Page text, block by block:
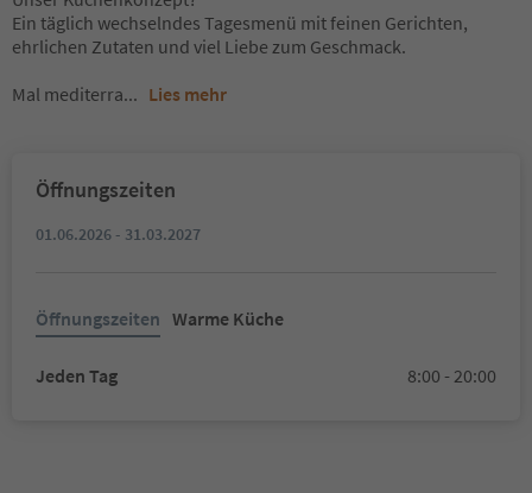
Ein täglich wechselndes Tagesmenü mit feinen Gerichten,
ehrlichen Zutaten und viel Liebe zum Geschmack.
Mal mediterra... Lies mehr
Öffnungszeiten
01.06.2026 - 31.03.2027
Öffnungszeiten Warme Küche
Jeden Tag 8:00 - 20:00